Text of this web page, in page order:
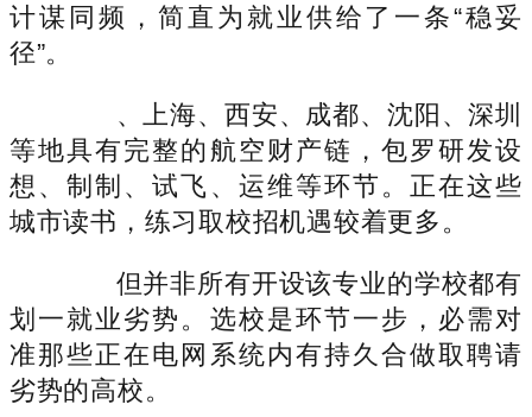
计谋同频，简直为就业供给了一条“稳妥
径”。
、上海、西安、成都、沈阳、深圳
等地具有完整的航空财产链，包罗研发设
想、制制、试飞、运维等环节。正在这些
城市读书，练习取校招机遇较着更多。
但并非所有开设该专业的学校都有
划一就业劣势。选校是环节一步，必需对
准那些正在电网系统内有持久合做取聘请
劣势的高校。